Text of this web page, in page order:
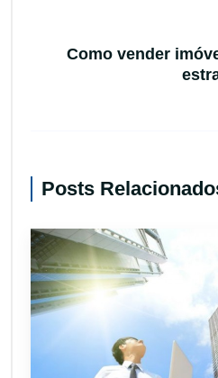
Como vender
Posts